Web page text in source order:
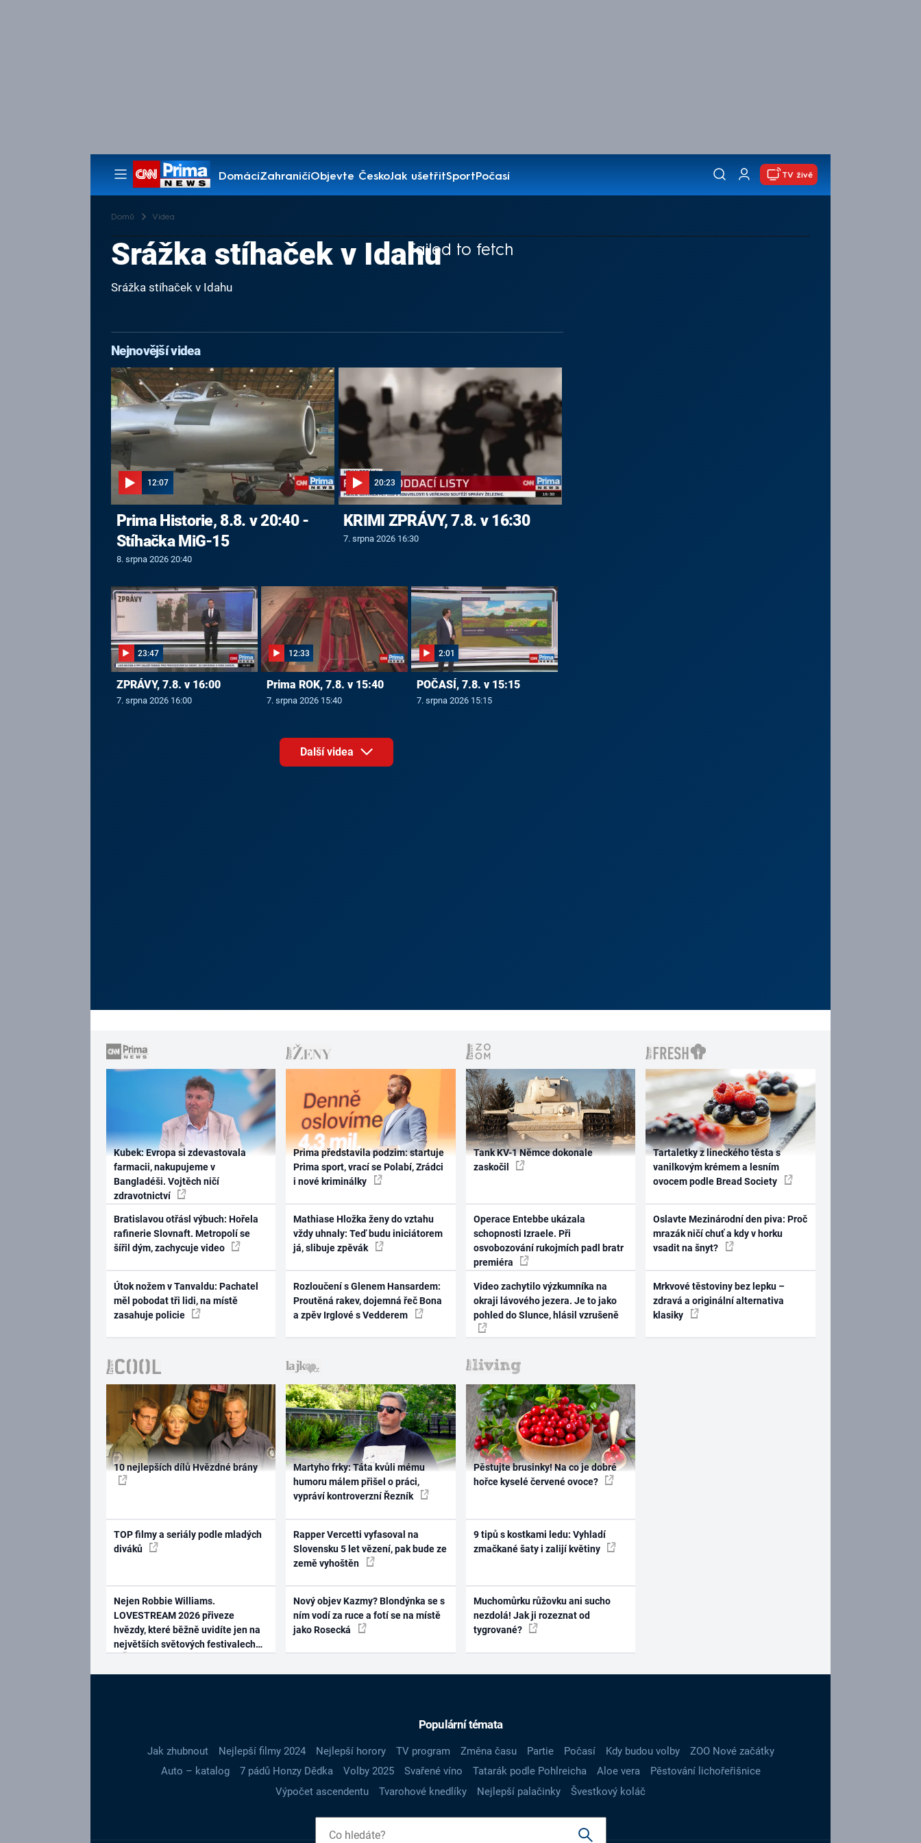
DomácíZahraničíObjevte ČeskoJak ušetřitSportPočasí
Pořady
TV živě
Domů Videa
Failed to fetch
Srážka stíhaček v Idahu
Srážka stíhaček v Idahu
Nejnovější videa
12:07
Prima Historie, 8.8. v 20:40 -
Stíhačka MiG-15
8. srpna 2026 20:40
20:23
KRIMI ZPRÁVY, 7.8. v 16:30
7. srpna 2026 16:30
23:47
ZPRÁVY, 7.8. v 16:00
7. srpna 2026 16:00
12:33
Prima ROK, 7.8. v 15:40
7. srpna 2026 15:40
2:01
POČASÍ, 7.8. v 15:15
7. srpna 2026 15:15
Další videa
Kubek: Evropa si zdevastovala
farmacii, nakupujeme v
Bangladéši. Vojtěch ničí
zdravotnictví
Bratislavou otřásl výbuch: Hořela
rafinerie Slovnaft. Metropolí se
šířil dým, zachycuje video
Útok nožem v Tanvaldu: Pachatel
měl pobodat tři lidi, na místě
zasahuje policie
Prima představila podzim: startuje
Prima sport, vrací se Polabí, Zrádci
i nové kriminálky
Mathiase Hložka ženy do vztahu
vždy uhnaly: Teď budu iniciátorem
já, slibuje zpěvák
Rozloučení s Glenem Hansardem:
Proutěná rakev, dojemná řeč Bona
a zpěv Irglové s Vedderem
Tank KV-1 Němce dokonale
zaskočil
Operace Entebbe ukázala
schopnosti Izraele. Při
osvobozování rukojmích padl bratr
premiéra
Video zachytilo výzkumníka na
okraji lávového jezera. Je to jako
pohled do Slunce, hlásil vzrušeně
Tartaletky z lineckého těsta s
vanilkovým krémem a lesním
ovocem podle Bread Society
Oslavte Mezinárodní den piva: Proč
mrazák ničí chuť a kdy v horku
vsadit na šnyt?
Mrkvové těstoviny bez lepku –
zdravá a originální alternativa
klasiky
10 nejlepších dílů Hvězdné brány
TOP filmy a seriály podle mladých
diváků
Nejen Robbie Williams.
LOVESTREAM 2026 přiveze
hvězdy, které běžně uvidíte jen na
největších světových festivalech
Martyho frky: Táta kvůli mému
humoru málem přišel o práci,
vypráví kontroverzní Řezník
Rapper Vercetti vyfasoval na
Slovensku 5 let vězení, pak bude ze
země vyhoštěn
Nový objev Kazmy? Blondýnka se s
ním vodí za ruce a fotí se na místě
jako Rosecká
Pěstujte brusinky! Na co je dobré
hořce kyselé červené ovoce?
9 tipů s kostkami ledu: Vyhladí
zmačkané šaty i zalijí květiny
Muchomůrku růžovku ani sucho
nezdolá! Jak ji rozeznat od
tygrované?
Populární témata
Jak zhubnout Nejlepší filmy 2024 Nejlepší horory TV program Změna času Partie Počasí Kdy budou volby
ZOO Nové začátky
Auto – katalog
7 pádů Honzy Dědka Volby 2025 Svařené víno Tatarák podle Pohlreicha Aloe vera
Pěstování lichořeřišnice
Výpočet ascendentu
Tvarohové knedlíky Nejlepší palačinky Švestkový koláč